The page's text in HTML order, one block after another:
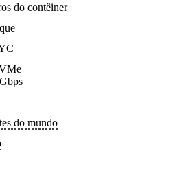
do contêiner
do mundo